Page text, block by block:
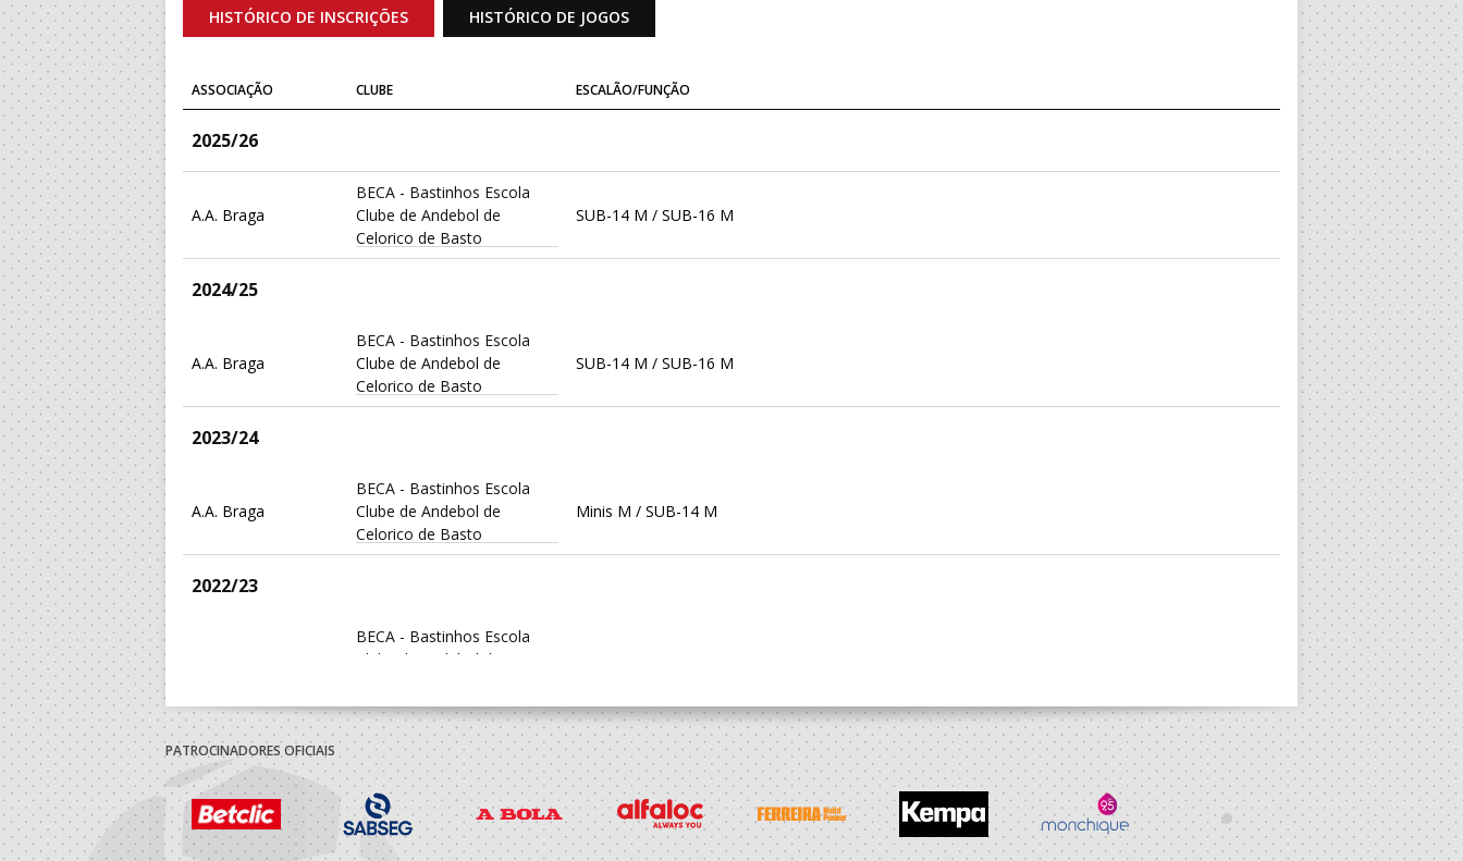
HISTÓRICO DE INSCRIÇÕES HISTÓRICO DE JOGOS
ASSOCIAÇÃO CLUBE ESCALÃO/FUNÇÃO
2025/26
A.A. Braga
BECA - Bastinhos Escola
Clube de Andebol de
Celorico de Basto
SUB-14 M / SUB-16 M
2024/25
A.A. Braga
BECA - Bastinhos Escola
Clube de Andebol de
Celorico de Basto
SUB-14 M / SUB-16 M
2023/24
A.A. Braga
BECA - Bastinhos Escola
Clube de Andebol de
Celorico de Basto
Minis M / SUB-14 M
2022/23
BECA - Bastinhos Escola
Clube de Andebol de
2021/22
A.A. Braga
BECA - Bastinhos Escola
Clube de Andebol de
Celorico de Basto
Bambis M / Minis M
PATROCINADORES OFICIAIS